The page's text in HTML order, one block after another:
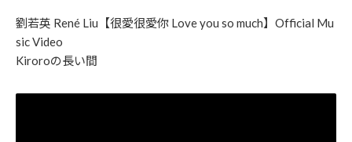
劉若英 René Liu【很愛很愛你 Love you so much】Official Mu
sic Video
Kiroroの長い間